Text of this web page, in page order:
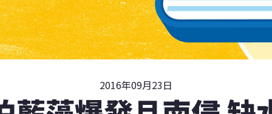
2016年09月23日